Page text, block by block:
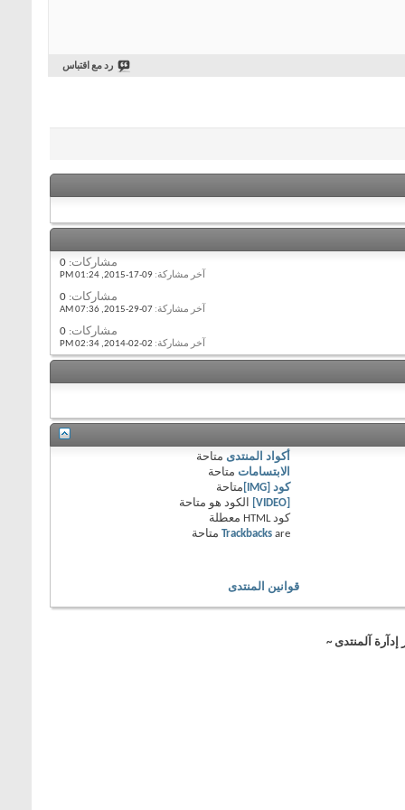
رد مع اقتباس
مشاركات:
آخر مشاركة: 01:24 PM
مشاركات:
آخر مشاركة: 07:36 AM
مشاركات:
آخر مشاركة: 02:34 PM
أكواد المنتدى متاحة
الابتسامات متاحة
كود [IMG]
متاحة
الكود هو متاحة
كود HTML
معطلة
Trackbacks are متاحة
قوانين المنتدى
آلمنتدى ~